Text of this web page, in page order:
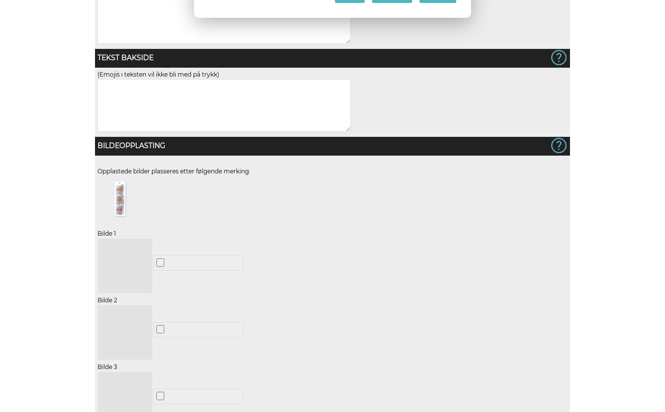
TEKST BAKSIDE
(Emojis i teksten vil ikke bli med på trykk)
BILDEOPPLASTING
Opplastede bilder plasseres etter følgende merking:
Bilde 1
Bilde 2
Bilde 3